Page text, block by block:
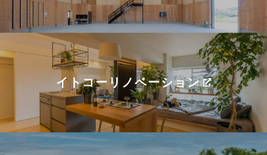
イトコーリノベーション